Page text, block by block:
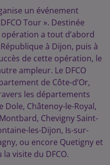
un événement
Tour ». Destinée
a tout d’abord
à Dijon, puis à
de cette opération, le
ampleur. Le DFCO
de Côte-d’Or,
les départements
Dole, Châtenoy-le-Royal,
Chevigny Saint-
les-Dijon, Is-sur-
ou encore Quetigny et
visite du DFCO.